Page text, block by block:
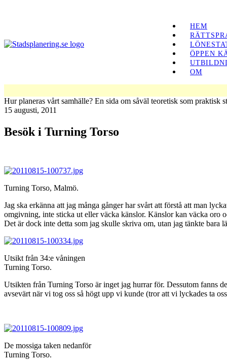
HEM
ÖPPEN
OM
Hur planeras vårt samhälle? En sida om såväl teoretisk som praktisk
15 augusti, 2011
Besök i Turning Torso
Turning Torso, Malmö.
Jag ska erkänna att jag många gånger har svårt att förstå att man
omgivning, inte sticka ut eller väcka känslor. Känslor kan väcka oro
Det är dock inte detta som jag skulle skriva om, utan jag tänkte
Utsikt från 34:e våningen
Turning Torso.
Utsikten från Turning Torso är inget jag hurrar för. Dessutom fanns
avsevärt när vi tog oss så högt upp vi kunde (tror att vi lyckades ta
De mossiga taken nedanför
Turning Torso.